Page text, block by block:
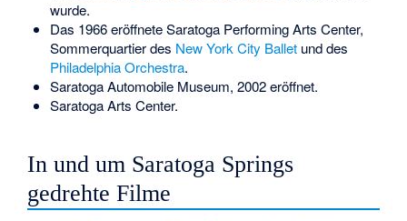
wurde.
Das 1966 eröffneteSaratoga Performing Arts Center,
Sommerquartier des New York City Balletund des
Philadelphia Orchestra.
Saratoga Automobile Museum, 2002 eröffnet.
Saratoga Arts Center.
In und um Saratoga Springs
gedrehte Filme